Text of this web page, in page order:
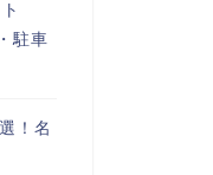
駐車
！名